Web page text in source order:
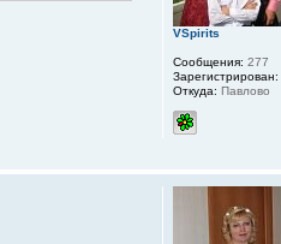
VSpirits
Сообщения: 277
Зарегистрирован:
Откуда: Павлово